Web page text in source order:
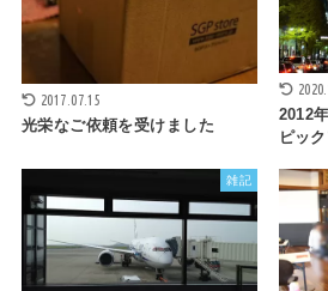
2017.07.15
光栄なご依頼を受けました
2012
ピッ
雑記